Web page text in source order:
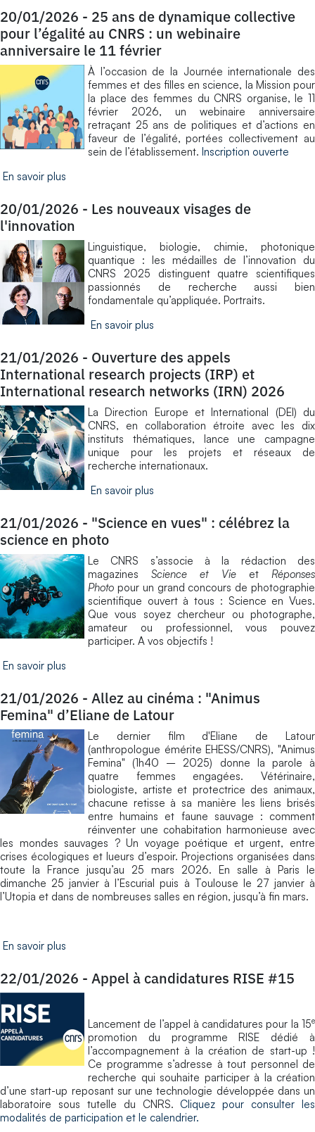
20/01/2026 - 25 ans de dynamique collective
pour l’égalité au CNRS : un webinaire
anniversaire le 11 février
À l’occasion de la Journée internationale des
femmes et des filles en science, la Mission pour
la place des femmes du CNRS organise, le 11
février 2026, un webinaire anniversaire
retraçant 25 ans de politiques et d’actions en
faveur de l’égalité, portées collectivement au
sein de l’établissement. Inscription ouverte
En savoir plus
20/01/2026 - Les nouveaux visages de
l'innovation
Linguistique, biologie, chimie, photonique
quantique : les médailles de l’innovation du
CNRS 2025 distinguent quatre scientifiques
passionnés de recherche aussi bien
fondamentale qu’appliquée. Portraits.
En savoir plus
21/01/2026 - Ouverture des appels
International research projects (IRP) et
International research networks (IRN) 2026
La Direction Europe et International (DEI) du
CNRS, en collaboration étroite avec les dix
instituts thématiques, lance une campagne
unique pour les projets et réseaux de
recherche internationaux.
En savoir plus
21/01/2026 - "Science en vues" : célébrez la
science en photo
Le CNRS s’associe à la rédaction des
magazinesScience et Vieet Réponses
Photo pour un grand concours de photographie
scientifique ouvert à tous : Science en Vues.
Que vous soyez chercheur ou photographe,
amateur ou professionnel, vous pouvez
participer. A vos objectifs !
En savoir plus
21/01/2026 - Allez au cinéma : "Animus
Femina" d’Eliane de Latour
Le dernier film d'Eliane de Latour
(anthropologue émérite EHESS/CNRS), "Animus
Femina" (1h40 – 2025) donne la parole à
quatre femmes engagées. Vétérinaire,
biologiste, artiste et protectrice des animaux,
chacune retisse à sa manière les liens brisés
entre humains et faune sauvage : comment
réinventer une cohabitation harmonieuse avec
les mondes sauvages ? Un voyage poétique et urgent, entre
crises écologiques et lueurs d’espoir. Projections organisées dans
toute la France jusqu’au 25 mars 2026. En salle à Paris le
dimanche 25 janvier à l’Escurial puis à Toulouse le 27 janvier à
l’Utopia et dans de nombreuses salles en région, jusqu’à fin mars.
En savoir plus
22/01/2026 - Appel à candidatures RISE #15
Lancement de l’appel à candidatures pour la 15e
promotion du programme RISE dédié à
l’accompagnement à la création de start-up !
Ce programme s’adresse à tout personnel de
recherche qui souhaite participer à la création
d’une start-up reposant sur une technologie développée dans un
laboratoire sous tutelle du CNRS. Cliquez pour consulter les
modalités de participation et le calendrier.